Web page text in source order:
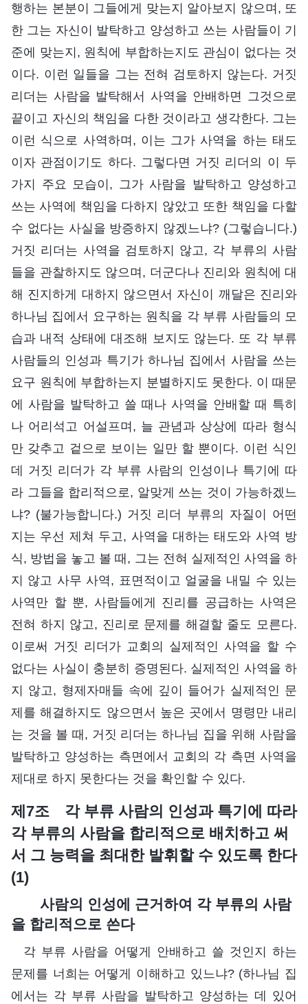
행하는 본분이 그들에게 맞는지 알아보지 않으며, 또
한 그는 자신이 발탁하고 양성하고 쓰는 사람들이 기
준에 맞는지, 원칙에 부합하는지도 관심이 없다는 것
이다. 이런 일들을 그는 전혀 검토하지 않는다. 거짓
리더는 사람을 발탁해서 사역을 안배하면 그것으로
끝이고 자신의 책임을 다한 것이라고 생각한다. 그는
이런 식으로 사역하며, 이는 그가 사역을 하는 태도
이자 관점이기도 하다. 그렇다면 거짓 리더의 이 두
가지 주요 모습이, 그가 사람을 발탁하고 양성하고
쓰는 사역에 책임을 다하지 않았고 또한 책임을 다할
수 없다는 사실을 방증하지 않겠느냐? (그렇습니다.)
거짓 리더는 사역을 검토하지 않고, 각 부류의 사람
들을 관찰하지도 않으며, 더군다나 진리와 원칙에 대
해 진지하게 대하지 않으면서 자신이 깨달은 진리와
하나님 집에서 요구하는 원칙을 각 부류 사람들의 모
습과 내적 상태에 대조해 보지도 않는다. 또 각 부류
사람들의 인성과 특기가 하나님 집에서 사람을 쓰는
요구 원칙에 부합하는지 분별하지도 못한다. 이 때문
에 사람을 발탁하고 쓸 때나 사역을 안배할 때 특히
나 어리석고 어설프며, 늘 관념과 상상에 따라 형식
만 갖추고 겉으로 보이는 일만 할 뿐이다. 이런 식인
데 거짓 리더가 각 부류 사람의 인성이나 특기에 따
라 그들을 합리적으로, 알맞게 쓰는 것이 가능하겠느
냐? (불가능합니다.) 거짓 리더 부류의 자질이 어떤
지는 우선 제쳐 두고, 사역을 대하는 태도와 사역 방
식, 방법을 놓고 볼 때, 그는 전혀 실제적인 사역을 하
지 않고 사무 사역, 표면적이고 얼굴을 내밀 수 있는
사역만 할 뿐, 사람들에게 진리를 공급하는 사역은
전혀 하지 않고, 진리로 문제를 해결할 줄도 모른다.
이로써 거짓 리더가 교회의 실제적인 사역을 할 수
없다는 사실이 충분히 증명된다. 실제적인 사역을 하
지 않고, 형제자매들 속에 깊이 들어가 실제적인 문
제를 해결하지도 않으면서 높은 곳에서 명령만 내리
는 것을 볼 때, 거짓 리더는 하나님 집을 위해 사람을
발탁하고 양성하는 측면에서 교회의 각 측면 사역을
제대로 하지 못한다는 것을 확인할 수 있다.
제7조 각 부류 사람의 인성과 특기에 따라
각 부류의 사람을 합리적으로 배치하고 써
서 그 능력을 최대한 발휘할 수 있도록 한다
(1)
사람의 인성에 근거하여 각 부류의 사람
을 합리적으로 쓴다
각 부류 사람을 어떻게 안배하고 쓸 것인지 하는
문제를 너희는 어떻게 이해하고 있느냐? (하나님 집
에서는 각 부류 사람을 발탁하고 양성하는 데 있어